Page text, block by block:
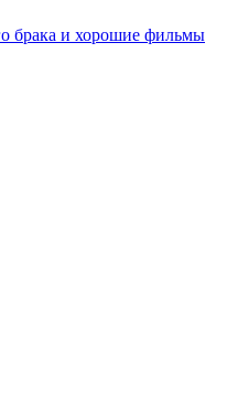
брака и хорошие фильмы